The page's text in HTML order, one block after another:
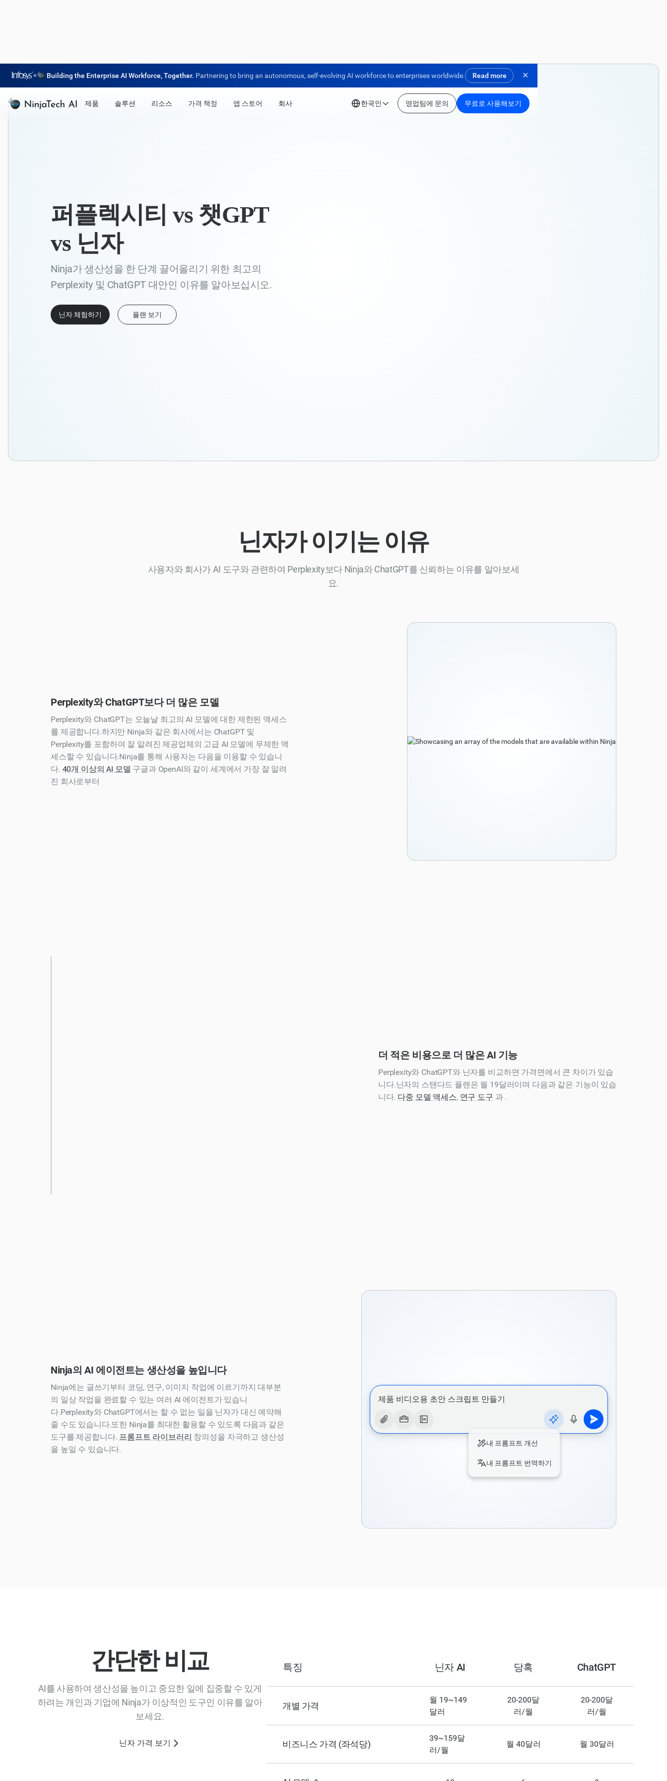
× Building the Enterprise AI Workforce, Together. Partnering to bring an autonomous, self-evolving AI workforce to enterprises worldwide. Read more ✕
제품 솔루션 리소스 가격 책정 앱 스토어 회사 한국인 영업팀에 문의 무료로 사용해보기
퍼플렉시티 vs 챗GPT
vs 닌자
Ninja가 생산성을 한 단계 끌어올리기 위한 최고의
Perplexity 및 ChatGPT 대안인 이유를 알아보십시오.
닌자 체험하기 플랜 보기
닌자가 이기는 이유
사용자와 회사가 AI 도구와 관련하여 Perplexity보다 Ninja와 ChatGPT를 신뢰하는 이유를 알아보세
요.
Perplexity와 ChatGPT보다 더 많은 모델
Perplexity와 ChatGPT는 오늘날 최고의 AI 모델에 대한 제한된 액세스
를 제공합니다.하지만 Ninja와 같은 회사에서는 ChatGPT 및
Perplexity를 포함하여 잘 알려진 제공업체의 고급 AI 모델에 무제한 액
세스할 수 있습니다.Ninja를 통해 사용자는 다음을 이용할 수 있습니
다. 40개 이상의 AI 모델 구글과 OpenAI와 같이 세계에서 가장 잘 알려
진 회사로부터
더 적은 비용으로 더 많은 AI 기능
Perplexity와 ChatGPT와 닌자를 비교하면 가격면에서 큰 차이가 있습
니다.닌자의 스탠다드 플랜은 월 19달러이며 다음과 같은 기능이 있습
니다. 다중 모델 액세스, 연구 도구 과 .
Ninja의 AI 에이전트는 생산성을 높입니다
Ninja에는 글쓰기부터 코딩, 연구, 이미지 작업에 이르기까지 대부분
의 일상 작업을 완료할 수 있는 여러 AI 에이전트가 있습니
다.Perplexity와 ChatGPT에서는 할 수 없는 일을 닌자가 대신 예약해
줄 수도 있습니다.또한 Ninja를 최대한 활용할 수 있도록 다음과 같은
도구를 제공합니다. 프롬프트 라이브러리 창의성을 자극하고 생산성
을 높일 수 있습니다.
자연을 주제로 한 12~16줄 길이의 시를 쓰세요. 반성적이고 기
분을 고양시키는 어조로 말이죠.시는 광경, 소리 또는 냄새에 대
한 설명과 같은 감각적 세부 사항이 두 가지 이상 포함되어야 하
며, 일관된 운율 체계를 갖춘 서정적인 스타일로 작성해야 합니
다.격식 있는 어조를 사용하고 진부한 표현은 피하고, 시를 네 줄
로 나눈 표준 구절 형식으로 제공하십시오.
제품 비디오용 초안 스크립트 만들기
내 프롬프트 개선
내 프롬프트 번역하기
간단한 비교
AI를 사용하여 생산성을 높이고 중요한 일에 집중할 수 있게
하려는 개인과 기업에 Ninja가 이상적인 도구인 이유를 알아
보세요.
닌자 가격 보기
특징 닌자 AI 당혹 ChatGPT
개별 가격
월 19~149
달러
20-200달
러/월
20-200달
러/월
비즈니스 가격 (좌석당)
39~159달
러/월
월 40달러 월 30달러